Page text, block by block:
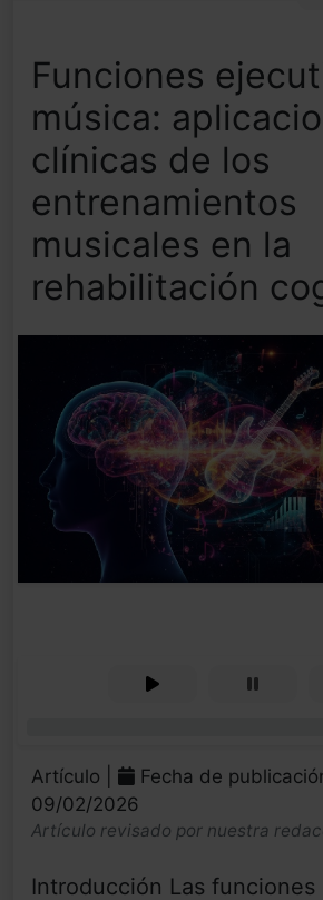
Funciones
música:
clínicas de los
entrenamientos
musicales en la
rehabilitación
Artículo |
Fecha de
09/02/2026
Artículo revisado por nuestra
Introducción Las funciones